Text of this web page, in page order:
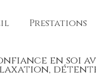
Prestations
en soi